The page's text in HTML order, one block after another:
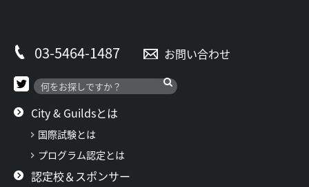
03-5464-1487 お問い合わせ
City & Guildsとは
国際試験とは
プログラム認定とは
認定校＆スポンサー